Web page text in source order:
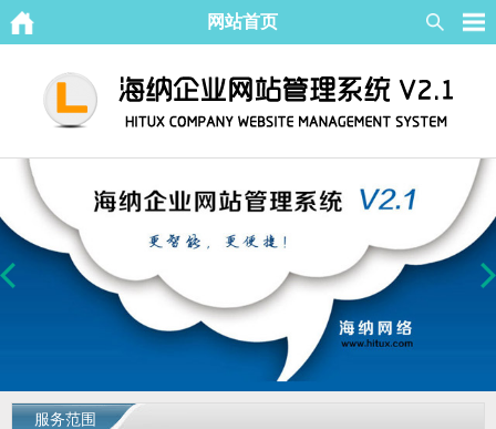
网站首页
服务范围